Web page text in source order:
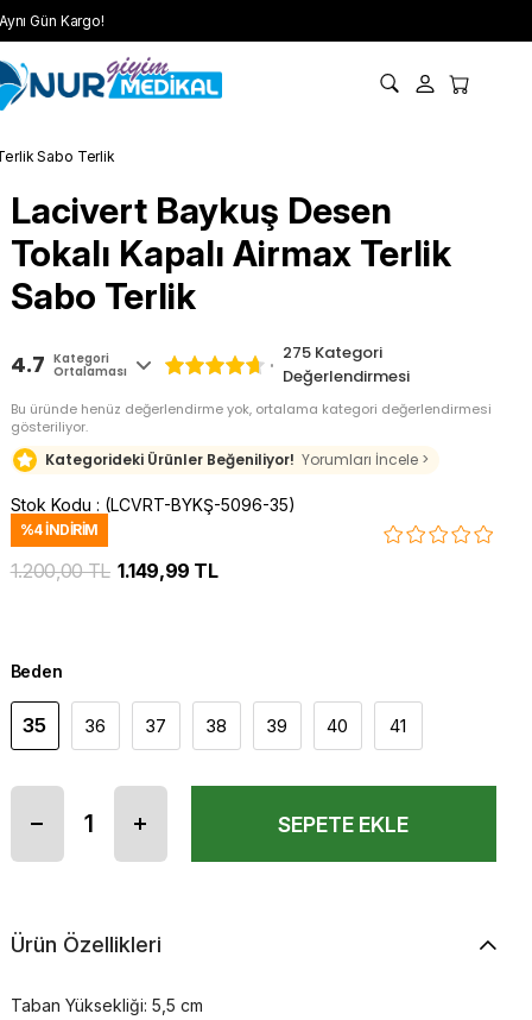
Gün Kargo!
Sabo Terlik
Lacivert Baykuş Desen
Tokalı Kapalı Airmax Terlik
Sabo Terlik
4.7 Kategori
Ortalaması
275 Kategori
Değerlendirmesi
Bu üründe henüz değerlendirme yok, ortalama kategori değerlendirmesi
gösteriliyor.
Kategorideki Ürünler Beğeniliyor! Yorumları İncele >
Stok Kodu (LCVRT-BYKŞ-5096-35)
%4İNDIRIM
1.200,00 TL 1.149,99 TL
Beden
35 36 37 38 39 40 41
Ürün Özellikleri
Taban Yüksekliği: 5,5 cm